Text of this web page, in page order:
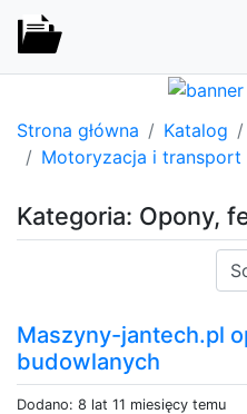
Strona główna Katalog
Motoryzacja i transport
Kategoria: Opony,
Maszyny-jantech.pl
budowlanych
Dodano: 8 lat 11 miesięcy temu